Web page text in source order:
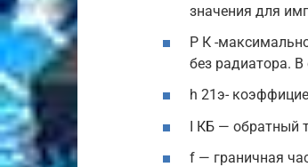
значения для
Р К -
без радиатора.
h 21э-
I КБ — обратный
f — граничная